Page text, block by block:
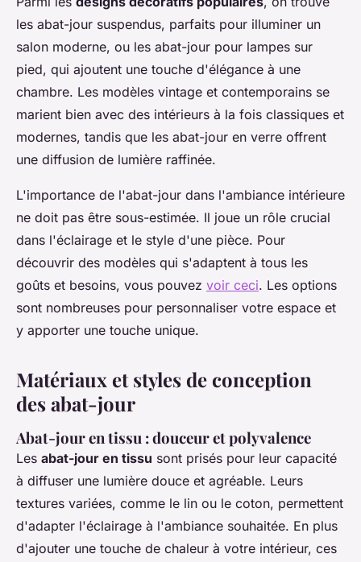
les abat-jour suspendus, parfaits pour illuminer un
salon moderne, ou les abat-jour pour lampes sur
pied, qui ajoutent une touche d'élégance à une
chambre. Les modèles vintage et contemporains se
marient bien avec des intérieurs à la fois classiques et
modernes, tandis que les abat-jour en verre offrent
une diffusion de lumière raffinée.
L'importance de l'abat-jour dans l'ambiance intérieure
ne doit pas être sous-estimée. Il joue un rôle crucial
dans l'éclairage et le style d'une pièce. Pour
découvrir des modèles qui s'adaptent à tous les
goûts et besoins, vous pouvez voir ceci. Les options
sont nombreuses pour personnaliser votre espace et
y apporter une touche unique.
Matériaux et styles de conception
des abat-jour
Abat-jour en tissu : douceur et polyvalence
Les abat-jour en tissu sont prisés pour leur capacité
à diffuser une lumière douce et agréable. Leurs
textures variées, comme le lin ou le coton, permettent
d'adapter l'éclairage à l'ambiance souhaitée. En plus
d'ajouter une touche de chaleur à votre intérieur, ces